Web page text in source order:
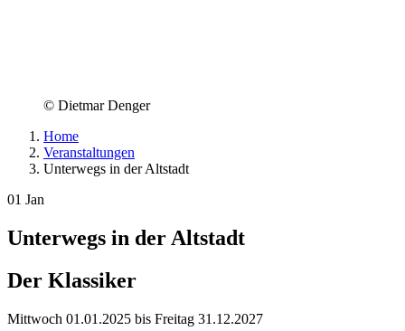
© Dietmar Denger
Home
Veranstaltungen
Unterwegs in der Altstadt
01 Jan
Unterwegs in der Altstadt
Der Klassiker
Mittwoch 01.01.2025 bis Freitag 31.12.2027